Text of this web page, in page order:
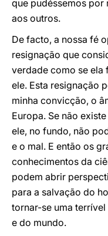
que pudéssemos por
aos outros.
De facto, a nossa fé
resignação que
verdade como se ela
ele. Esta resignação
minha convicção, o
Europa. Se não
ele, no fundo, não
e o mal. E então os
conhecimentos da
podem abrir
para a salvação do
tornar-se uma
e do mundo.